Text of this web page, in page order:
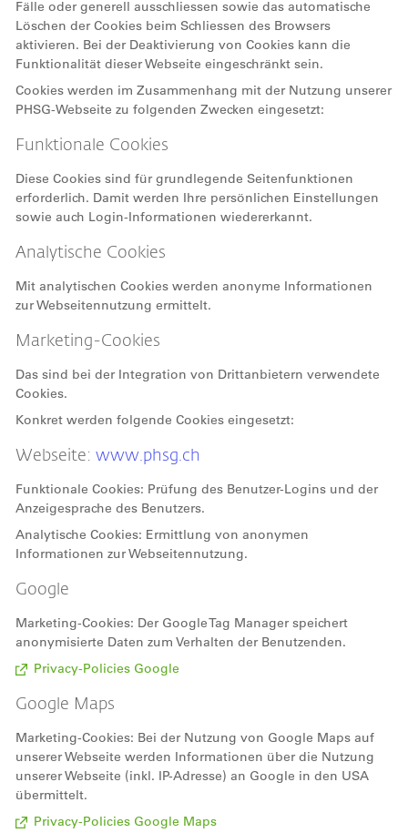
Fälle oder generell ausschliessen sowie das automatische
Löschen der Cookies beim Schliessen des Browsers
aktivieren. Bei der Deaktivierung von Cookies kann die
Funktionalität dieser Webseite eingeschränkt sein.
Cookies werden im Zusammenhang mit der Nutzung unserer
PHSG-Webseite zu folgenden Zwecken eingesetzt:
Funktionale Cookies
Diese Cookies sind für grundlegende Seitenfunktionen
erforderlich. Damit werden Ihre persönlichen Einstellungen
sowie auch Login-Informationen wiedererkannt.
Analytische Cookies
Mit analytischen Cookies werden anonyme Informationen
zur Webseitennutzung ermittelt.
Marketing-Cookies
Das sind bei der Integration von Drittanbietern verwendete
Cookies.
Konkret werden folgende Cookies eingesetzt:
Webseite: www.phsg.ch
Funktionale Cookies: Prüfung des Benutzer-Logins und der
Anzeigesprache des Benutzers.
Analytische Cookies: Ermittlung von anonymen
Informationen zur Webseitennutzung.
Google
Marketing-Cookies: Der Google Tag Manager speichert
anonymisierte Daten zum Verhalten der Benutzenden.
Privacy-Policies Google
Google Maps
Marketing-Cookies: Bei der Nutzung von Google Maps auf
unserer Webseite werden Informationen über die Nutzung
unserer Webseite (inkl. IP-Adresse) an Google in den USA
übermittelt.
Privacy-Policies Google Maps